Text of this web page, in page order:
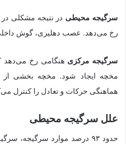
سرگیجه محیطی در نتیجه مشکلی
رخ می‌دهد. عصب دهلیزی، گوش
سرگیجه مرکزی هنگامی رخ می‌دهد
مخچه ایجاد شود. مخچه بخشی از
هماهنگی حرکات و تعادل را کنترل
علل سرگیجه محیطی
حدود ۹۳
درصد موارد سرگیجه،